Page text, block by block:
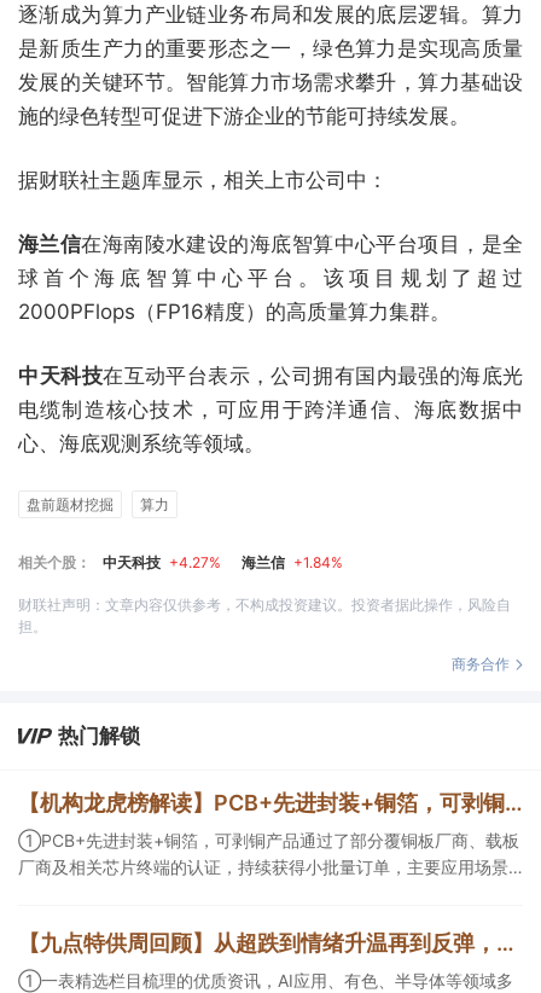
逐渐成为算力产业链业务布局和发展的底层逻辑。算力
是新质生产力的重要形态之一，绿色算力是实现高质量
发展的关键环节。智能算力市场需求攀升，算力基础设
施的绿色转型可促进下游企业的节能可持续发展。
据财联社主题库显示，相关上市公司中：
海兰信在海南陵水建设的海底智算中心平台项目，是全
球首个海底智算中心平台。该项目规划了超过
2000PFlops（FP16精度）的高质量算力集群。
‌中天科技在互动平台表示，公司拥有国内最强的海底光
电缆制造核心技术，可应用于跨洋通信、海底数据中
心、海底观测系统等领域。
盘前题材挖掘 算力
相关个股： 中天科技 +4.27% 海兰信 +1.84%
财联社声明：文章内容仅供参考，不构成投资建议。投资者据此操作，风险自
担。
商务合作
热门解锁
【机构龙虎榜解读】PCB+先进封装+铜箔，可剥铜产品通过了部分覆铜板厂商、载板厂商及相关芯片终端的认证，持续获得小批量订单，主要应用场景包括芯片封装光模块用PCB，机构大额净买入这家公司
①PCB+先进封装+铜箔，可剥铜产品通过了部分覆铜板厂商、载板
厂商及相关芯片终端的认证，持续获得小批量订单，主要应用场景
等方面具有丰富经验，具备承接细胞与基因治疗产品商业化受托生
产的合规资质，这家公司获净买入。
【九点特供周回顾】从超跌到情绪升温再到反弹，栏目梳理AI应用题材逻辑，AI教育人气公司解读后获4连板
①一表精选栏目梳理的优质资讯，AI应用、有色、半导体等领域多